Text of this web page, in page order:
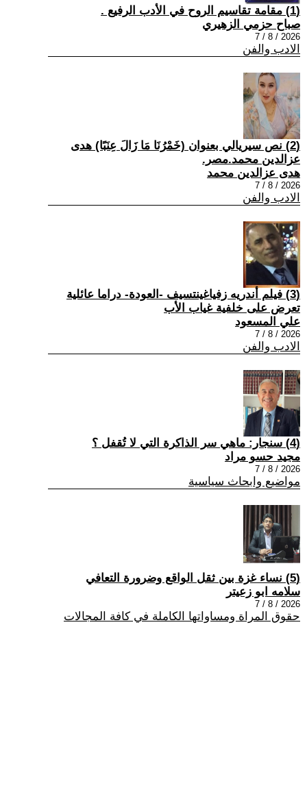
(1) مقامة تقاسيم الروح في الأدب الرفيع .
صباح حزمي الزهيري
2026 / 8 / 7
الادب والفن
(2) نص سيريالي بعنوان (خَمْرُنَا مَا زَالَ عِنَبًا) هدى
عزالدين محمد.مصر.
هدى عزالدين محمد
2026 / 8 / 7
الادب والفن
(3) فيلم أندريه زفياغينتسيف -العودة- دراما عائلية
تعرض على خلفية غياب الأب
علي المسعود
2026 / 8 / 7
الادب والفن
(4) سنجار: ماهي سر الذاكرة التي لا تُقفل ؟
مجيد حسو مراد
2026 / 8 / 7
مواضيع وابحاث سياسية
(5) نساء غزة بين ثقل الواقع وضرورة التعافي
سلامه ابو زعيتر
2026 / 8 / 7
حقوق المراة ومساواتها الكاملة في كافة المجالات